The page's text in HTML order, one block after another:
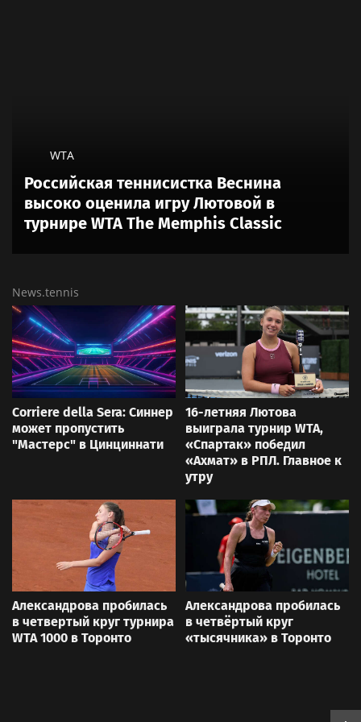
WTA
Российская теннисистка Веснина
высоко оценила игру Лютовой в
турнире WTA The Memphis Classic
News.tennis
Corriere della Sera: Синнер
может пропустить
"Мастерс" в Цинциннати
16-летняя Лютова
выиграла турнир WTA,
«Спартак» победил
«Ахмат» в РПЛ. Главное к
утру
Александрова пробилась
в четвертый круг турнира
WTA 1000 в Торонто
Александрова пробилась
в четвёртый круг
«тысячника» в Торонто